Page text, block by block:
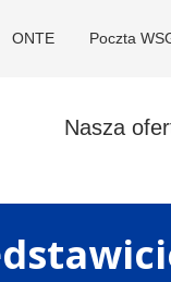
ONTE Poczta
Nasza